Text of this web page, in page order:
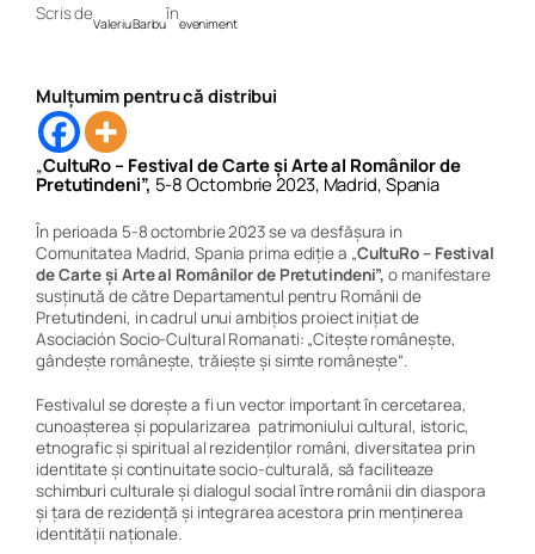
Scris de
Valeriu Barbu
în
eveniment
Mulțumim pentru că distribui
„CultuRo – Festival de Carte și Arte al Românilor de
Pretutindeni”, 5-8 Octombrie 2023, Madrid, Spania
În perioada 5-8 octombrie 2023 se va desfășura in
Comunitatea Madrid, Spania prima ediție a „CultuRo – Festival
de Carte și Arte al Românilor de Pretutindeni”, o manifestare
susținută de către Departamentul pentru Românii de
Pretutindeni, in cadrul unui ambițios proiect inițiat de
Asociación Socio-Cultural Romanati: „Citește românește,
gândește românește, trăiește și simte românește“.
Festivalul se dorește a fi un vector important în cercetarea,
cunoașterea și popularizarea patrimoniului cultural, istoric,
etnografic și spiritual al rezidenților români, diversitatea prin
identitate și continuitate socio-culturală, să faciliteaze
schimburi culturale și dialogul social între românii din diaspora
și țara de rezidență și integrarea acestora prin menținerea
identității naționale.